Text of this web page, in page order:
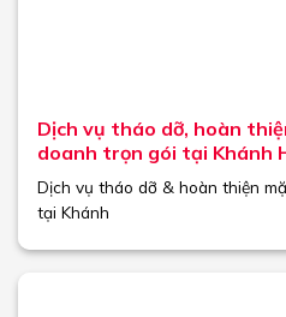
Dịch vụ tháo dỡ, hoàn
doanh trọn gói tại Khánh
Dịch vụ tháo dỡ & hoàn thiện
tại Khánh